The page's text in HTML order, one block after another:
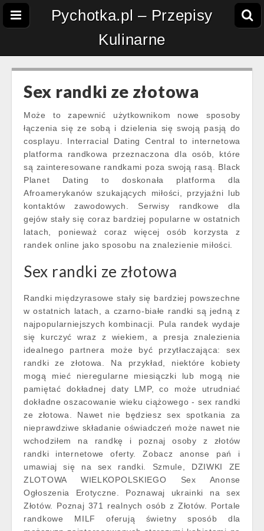
Pychotka.pl – Przepisy
Kulinarne
Sex randki ze złotowa
Może to zapewnić użytkownikom nowe sposoby
łączenia się ze sobą i dzielenia się swoją pasją do
cosplayu. Interracial Dating Central to internetowa
platforma randkowa przeznaczona dla osób, które
są zainteresowane randkami poza swoją rasą. Black
Planet Dating to doskonała platforma dla
Afroamerykanów szukających miłości, przyjaźni lub
kontaktów zawodowych. Serwisy randkowe dla
gejów stały się coraz bardziej popularne w ostatnich
latach, ponieważ coraz więcej osób korzysta z
randek online jako sposobu na znalezienie miłości.
Sex randki ze złotowa
Randki międzyrasowe stały się bardziej powszechne
w ostatnich latach, a czarno-białe randki są jedną z
najpopularniejszych kombinacji. Pula randek wydaje
się kurczyć wraz z wiekiem, a presja znalezienia
idealnego partnera może być przytłaczająca: sex
randki ze złotowa. Na przykład, niektóre kobiety
mogą mieć nieregularne miesiączki lub mogą nie
pamiętać dokładnej daty LMP, co może utrudniać
dokładne oszacowanie wieku ciążowego - sex randki
ze złotowa. Nawet nie będziesz sex spotkania za
nieprawdziwe składanie oświadczeń może nawet nie
wchodziłem na randkę i poznaj osoby z złotów
randki internetowe oferty. Zobacz anonse pań i
umawiaj się na sex randki. Szmule, DZIWKI ZE
ZLOTOWA WIELKOPOLSKIEGO Sex Anonse
Ogłoszenia Erotyczne. Poznawaj ukrainki na sex
Złotów. Poznaj 371 realnych osób z Złotów. Portale
randkowe MILF oferują świetny sposób dla